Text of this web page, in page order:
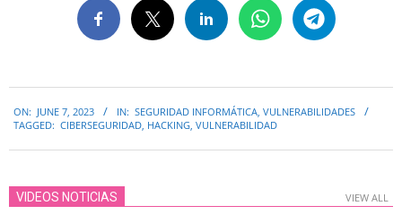
06-
ON: JUNE 7, 2023 IN: SEGURIDAD INFORMÁTICA, VULNERABILIDADES
TAGGED: CIBERSEGURIDAD, HACKING, VULNERABILIDAD
VIDEOS NOTICIAS VIEW ALL